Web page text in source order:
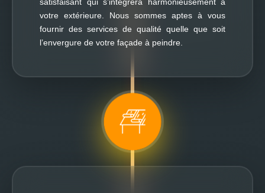
votre extérieure. Nous sommes aptes à vous
fournir des services de qualité quelle que soit
l’envergure de votre façade à peindre.